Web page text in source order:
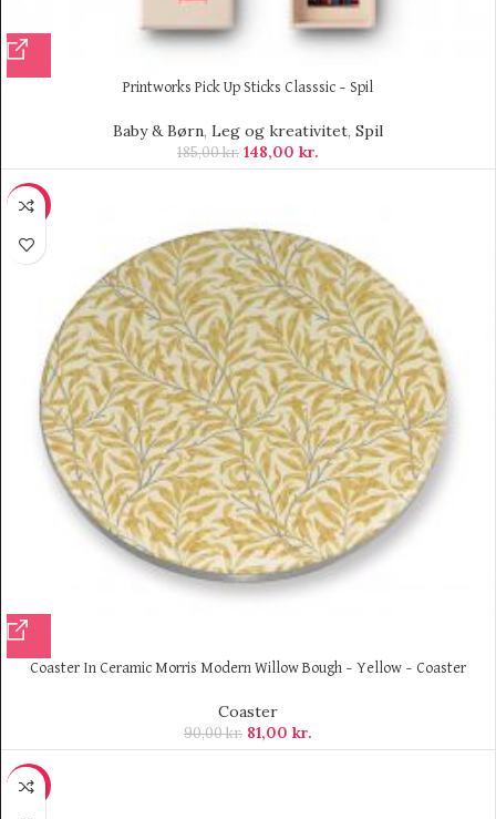
Printworks Pick Up Sticks Classsic – Spil
Baby & Børn, Leg og kreativitet, Spil
185,00kr. 148,00 kr.
-10%
Coaster In Ceramic Morris Modern Willow Bough – Yellow – Coaster
Coaster
90,00kr. 81,00 kr.
-8%